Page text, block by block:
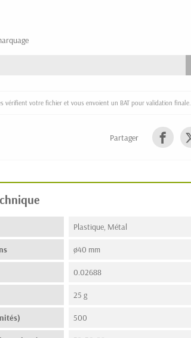
vérifient votre fichier et vous envoient un BAT pour validation finale.
Partager
Plastique, Métal
ø40 mm
0.02688
25 g
500